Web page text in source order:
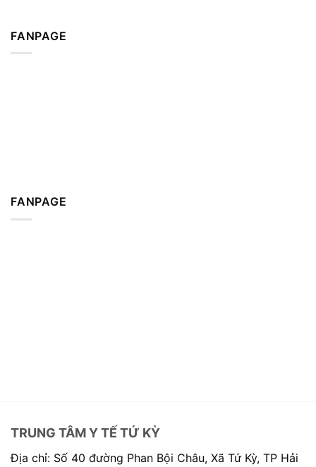
FANPAGE
FANPAGE
TRUNG TÂM Y TẾ TỨ KỲ
Địa chỉ: Số 40 đường Phan Bội Châu, Xã Tứ Kỳ, TP Hải